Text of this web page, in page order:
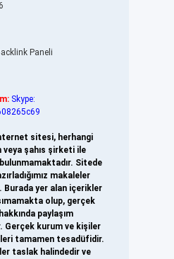
Skype:
sitesi, herhangi
veya şahıs şirketi ile
Sitede
makaleler
Burada yer alan içerikler
olup, gerçek
paylaşım
Gerçek kurum ve kişiler
tamamen tesadüfidir.
taslak halindedir ve